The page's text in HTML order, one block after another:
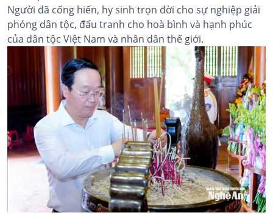
Người đã cống hiến, hy sinh trọn đời cho sự nghiệp giải
phóng dân tộc, đấu tranh cho hoà bình và hạnh phúc
của dân tộc Việt Nam và nhân dân thế giới.